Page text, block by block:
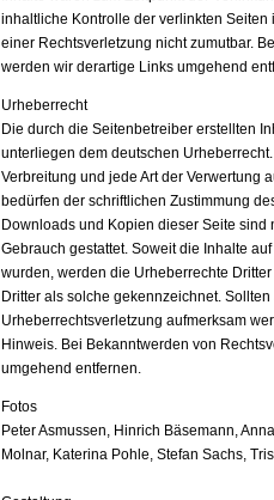
inhaltliche Kontrolle der verlinkten
einer Rechtsverletzung nicht zumutbar.
werden wir derartige Links umgehend
Urheberrecht
Die durch die Seitenbetreiber erstellten
unterliegen dem deutschen
Verbreitung und jede Art der Verwertung
bedürfen der schriftlichen Zustimmung
Downloads und Kopien dieser Seite
Gebrauch gestattet. Soweit die Inhalte
wurden, werden die Urheberrechte
Dritter als solche gekennzeichnet.
Urheberrechtsverletzung aufmerksam
Hinweis. Bei Bekanntwerden von
umgehend entfernen.
Fotos
Peter Asmussen, Hinrich Bäsemann,
Molnar, Katerina Pohle, Stefan Sachs,